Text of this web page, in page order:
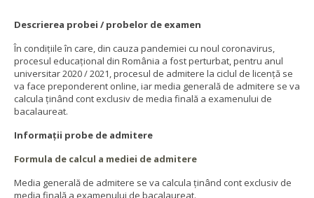
Descrierea probei / probelor de examen
În condițiile în care, din cauza pandemiei cu noul coronavirus,
procesul educațional din România a fost perturbat, pentru anul
universitar 2020 / 2021, procesul de admitere la ciclul de licență se
va face preponderent online, iar media generală de admitere se va
calcula ținând cont exclusiv de media finală a examenului de
bacalaureat.
Informații probe de admitere
Formula de calcul a mediei de admitere
Media generală de admitere se va calcula ținând cont exclusiv de
media finală a examenului de bacalaureat.